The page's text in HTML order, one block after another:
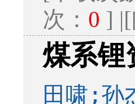
次： 0 ] |[
煤系锂
田啸;孙